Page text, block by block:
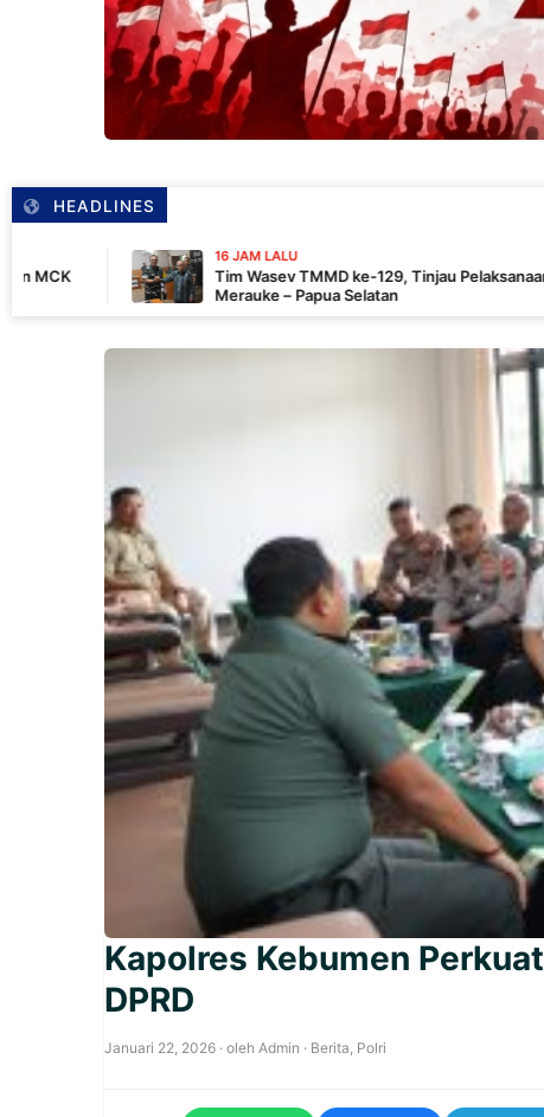
HEADLINES
16 JAM LALU
Tim Wasev TMMD ke-129, Tinjau Pelaksanaan Program Di
Merauke – Papua Selatan
Kapolres Kebumen
DPRD
Januari 22, 2026 · oleh Admin · Berita Polri